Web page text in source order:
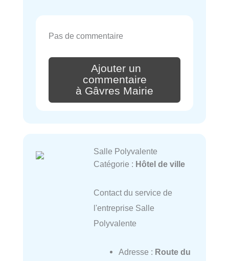
Pas de commentaire
Ajouter un
commentaire
à Gâvres Mairie
Salle Polyvalente
Catégorie : Hôtel de ville
Contact du service de
l'entreprise Salle
Polyvalente
Adresse : Route du